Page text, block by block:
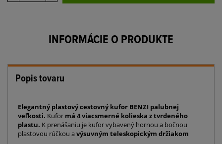
INFORMÁCIE O PRODUKTE
Popis tovaru
Elegantný plastový cestovný kufor BENZI palubnej
veľkosti. Kufor má 4 viacsmerné kolieska z tvrdeného
plastu. K prenášaniu je kufor vybavený hornou a bočnou
plastovou rúčkou a výsuvným teleskopickým držiakom